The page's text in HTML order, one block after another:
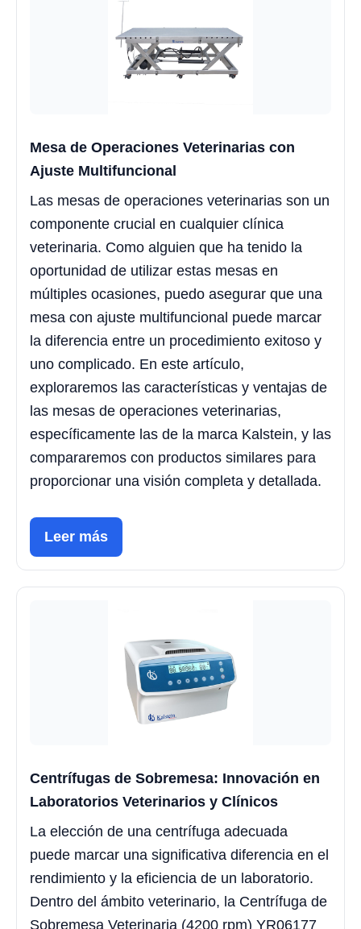
Mesa de Operaciones Veterinarias con
Ajuste Multifuncional
Las mesas de operaciones veterinarias son un
componente crucial en cualquier clínica
veterinaria. Como alguien que ha tenido la
oportunidad de utilizar estas mesas en
múltiples ocasiones, puedo asegurar que una
mesa con ajuste multifuncional puede marcar
la diferencia entre un procedimiento exitoso y
uno complicado. En este artículo,
exploraremos las características y ventajas de
las mesas de operaciones veterinarias,
específicamente las de la marca Kalstein, y las
compararemos con productos similares para
proporcionar una visión completa y detallada.
Leer más
Centrífugas de Sobremesa: Innovación en
Laboratorios Veterinarios y Clínicos
La elección de una centrífuga adecuada
puede marcar una significativa diferencia en el
rendimiento y la eficiencia de un laboratorio.
Dentro del ámbito veterinario, la Centrífuga de
Sobremesa Veterinaria (4200 rpm) YR06177